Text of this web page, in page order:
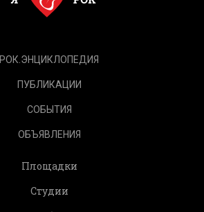
РОК.ЭНЦИКЛОПЕДИЯ
ПУБЛИКАЦИИ
СОБЫТИЯ
ОБЪЯВЛЕНИЯ
Площадки
Студии